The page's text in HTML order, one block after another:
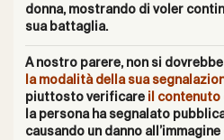
donna, mostrando di voler
sua battaglia.
A nostro parere, non si
la modalità della sua
piuttosto verificare il contenuto
la persona ha segnalato
causando un danno